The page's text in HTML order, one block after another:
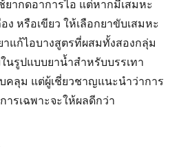
ยากดอาการไอ แต่หากมีเสมหะ
ง หรือเขียว ให้เลือกยาขับเสมหะ
แก้ไอบางสูตรที่ผสมทั้งสองกลุ่ม
นรูปแบบยาน้ำสำหรับบรรเทา
คลุม แต่ผู้เชี่ยวชาญแนะนำว่าการ
ารเฉพาะจะให้ผลดีกว่า